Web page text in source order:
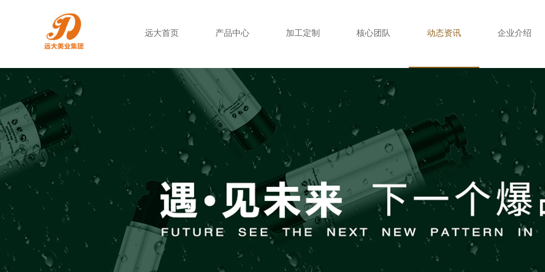
远大首页 产品中心 加工定制 核心团队 动态资讯 企业介绍